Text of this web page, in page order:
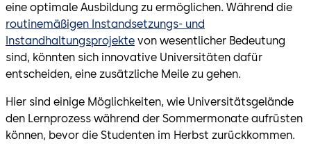
eine optimale Ausbildung zu ermöglichen. Während die
routinemäßigen Instandsetzungs- und
Instandhaltungsprojekte von wesentlicher Bedeutung
sind, könnten sich innovative Universitäten dafür
entscheiden, eine zusätzliche Meile zu gehen.
Hier sind einige Möglichkeiten, wie Universitätsgelände
den Lernprozess während der Sommermonate aufrüsten
können, bevor die Studenten im Herbst zurückkommen.